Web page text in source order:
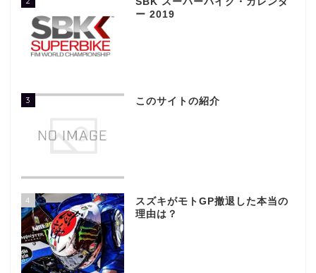
ー 2019
3 このサイトの紹介
4
スズキがモトGP撤退した本当の
理由は？